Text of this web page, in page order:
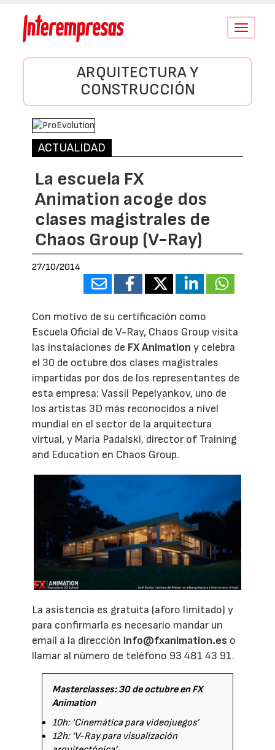
Conmutar
ARQUITECTURA Y
CONSTRUCCIÓN
ACTUALIDAD
La escuela FX
Animation acoge dos
clases magistrales de
Chaos Group (V-Ray)
27/10/2014
Con motivo de su certificación como
Escuela Oficial de V-Ray, Chaos Group visita
las instalaciones de FX Animation y celebra
el 30 de octubre dos clases magistrales
impartidas por dos de los representantes de
esta empresa: Vassil Pepelyankov, uno de
los artistas 3D más reconocidos a nivel
mundial en el sector de la arquitectura
virtual, y María Padalski, director of Training
and Education en Chaos Group.
La asistencia es gratuita (aforo limitado) y
para confirmarla es necesario mandar un
email a la dirección info@fxanimation.es o
llamar al número de teléfono 93 481 43 91.
Masterclasses: 30 de octubre en FX
Animation
10h: ‘Cinemática para videojuegos’
12h: ‘V-Ray para visualización